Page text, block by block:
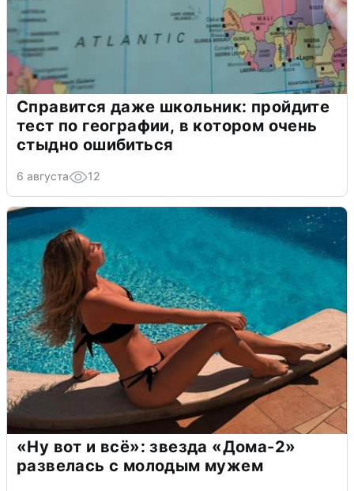
Справится даже школьник: пройдите
тест по географии, в котором очень
стыдно ошибиться
6 августа 12
«Ну вот и всё»: звезда «Дома-2»
развелась с молодым мужем